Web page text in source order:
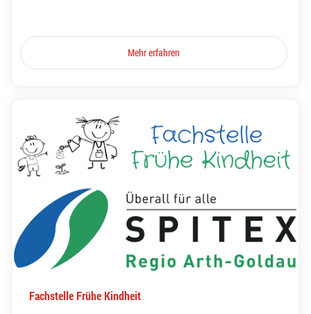
Mehr erfahren
Fachstelle Frühe Kindheit